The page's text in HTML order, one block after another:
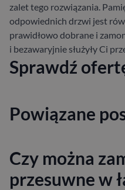
zalet tego rozwiązania.
odpowiednich drzwi jest
prawidłowo dobrane i
i bezawaryjnie służyły Ci
Sprawdź
Powiązane
Czy można
przesuwne w